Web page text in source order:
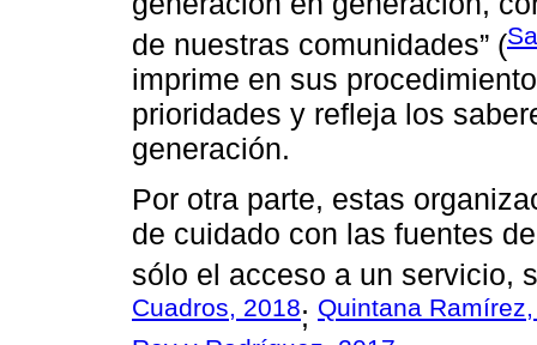
de nuestras comunidades” (
imprime en sus
prioridades y refleja los
generación.
Por otra parte, estas
de cuidado con las fuentes
sólo el acceso a un servicio,
Cuadros, 2018; Quintana